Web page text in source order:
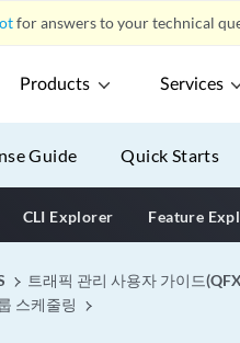
for answers to your technical
Products Services
Guide Quick Starts
CLI Explorer Feature
트래픽 관리 사용자 가이드
스케줄링